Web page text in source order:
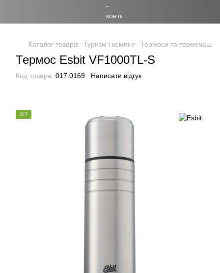
Каталог товарів Туризм і кемпінг Термоси та термочашки
Термос Esbit VF1000TL-S
Код товара: 017.0169 Написати відгук
ХІТ